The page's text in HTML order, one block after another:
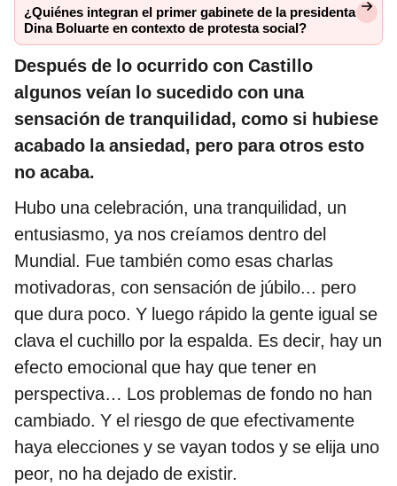
¿Quiénes integran el primer gabinete de la presidenta
Dina Boluarte en contexto de protesta social?
Después de lo ocurrido con Castillo
algunos veían lo sucedido con una
sensación de tranquilidad, como si hubiese
acabado la ansiedad, pero para otros esto
no acaba.
Hubo una celebración, una tranquilidad, un
entusiasmo, ya nos creíamos dentro del
Mundial. Fue también como esas charlas
motivadoras, con sensación de júbilo... pero
que dura poco. Y luego rápido la gente igual se
clava el cuchillo por la espalda. Es decir, hay un
efecto emocional que hay que tener en
perspectiva… Los problemas de fondo no han
cambiado. Y el riesgo de que efectivamente
haya elecciones y se vayan todos y se elija uno
peor, no ha dejado de existir.